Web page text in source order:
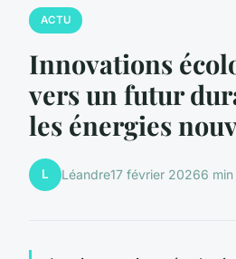
ACTU
Innovations
vers un futur
les énergies
L Léandre17 février 20266